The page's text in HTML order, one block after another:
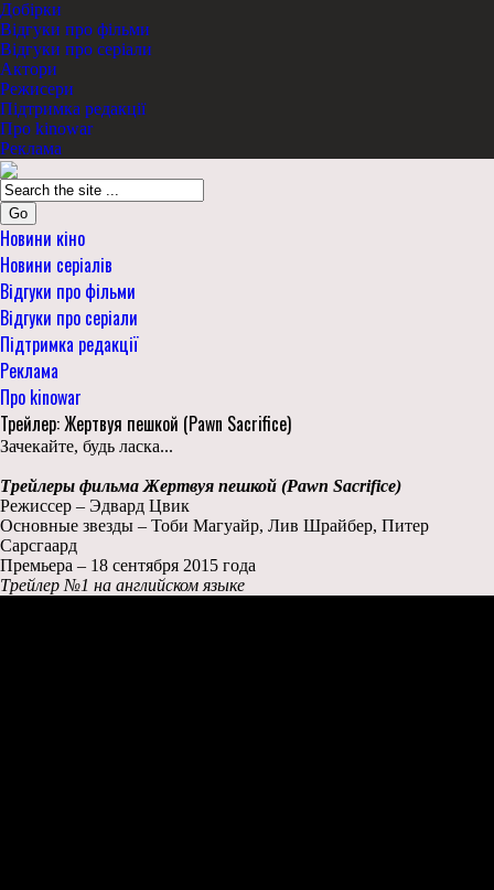
Добірки
Відгуки про фільми
Відгуки про серіали
Актори
Режисери
Підтримка редакції
Про kinowar
Реклама
Go
Новини кіно
Новини серіалів
Відгуки про фільми
Відгуки про серіали
Підтримка редакції
Реклама
Про kinowar
Трейлер: Жертвуя пешкой (Pawn Sacrifice)
Зачекайте, будь ласка...
Трейлеры фильма Жертвуя пешкой (Pawn Sacrifice)
Режиссер – Эдвард Цвик
Основные звезды – Тоби Магуайр, Лив Шрайбер, Питер
Сарсгаард
Премьера – 18 сентября 2015 года
Трейлер №1 на английском языке